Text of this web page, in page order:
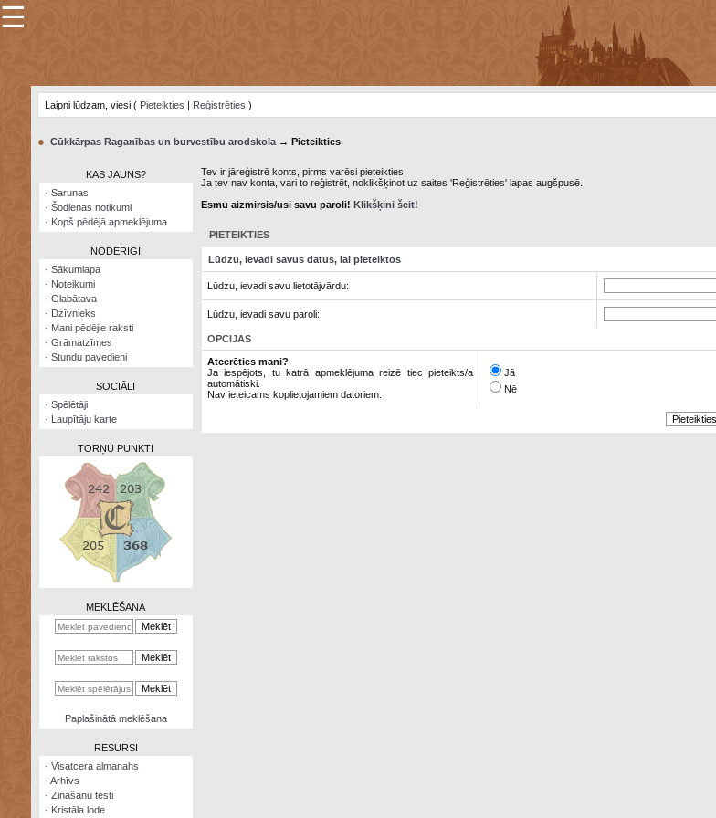
×
Šodienas
Visatcera
almanahs
kalkulators
☰
Laipni lūdzam, viesi ( Pieteikties | Reģistrēties )
● Cūkkārpas Raganības un burvestību arodskola→ Pieteikties
KAS JAUNS?
· Sarunas
· Šodienas notikumi
· Kopš pēdējā apmeklējuma
NODERĪGI
· Sākumlapa
· Noteikumi
· Glabātava
· Dzīvnieks
· Mani pēdējie raksti
· Grāmatzīmes
· Stundu pavedieni
SOCIĀLI
· Spēlētāji
· Laupītāju karte
TORŅU PUNKTI
MEKLĒŠANA
Paplašinātā meklēšana
RESURSI
· Visatcera almanahs
· Arhīvs
· Zināšanu testi
· Kristāla lode
Tev ir jāreģistrē konts, pirms varēsi pieteikties.
Ja tev nav konta, vari to reģistrēt, noklikšķinot uz saites 'Reģistrēties' lapas augšpusē.
Esmu aizmirsis/usi savu paroli! Klikšķini šeit!
PIETEIKTIES
Lūdzu, ievadi savus datus, lai pieteiktos
Lūdzu, ievadi savu lietotājvārdu:
Lūdzu, ievadi savu paroli:
OPCIJAS
Atcerēties mani?
Ja iespējots, tu katrā apmeklējuma reizē tiec pieteikts/a
automātiski.
Nav ieteicams koplietojamiem datoriem.
Jā
Nē